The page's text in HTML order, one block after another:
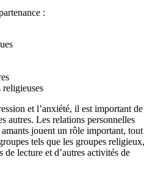
:
religieuses
et l’anxiété, il est important de
autres. Les relations personnelles
jouent un rôle important, tout
tels que les groupes religieux,
de lecture et d’autres activités de